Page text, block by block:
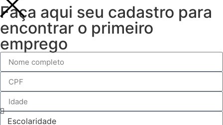
Faça aqui seu cadastro para
encontrar o primeiro
emprego